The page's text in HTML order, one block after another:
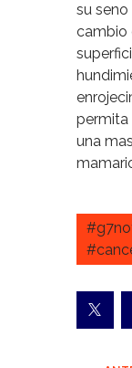
su
cambio
permita
una